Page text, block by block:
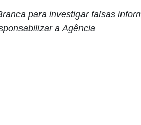
para investigar falsas
a Agência